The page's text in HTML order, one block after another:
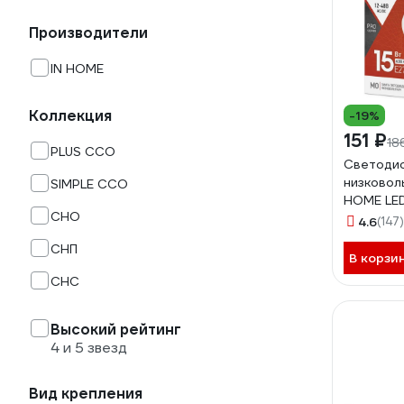
Производители
IN HOME
Коллекция
PLUS ССО
SIMPLE ССО
СНО
СНП
СНС
Высокий рейтинг
4 и 5 звезд
Вид крепления
-19%
151 ₽
HOME
12-48В
4.6(147)
В